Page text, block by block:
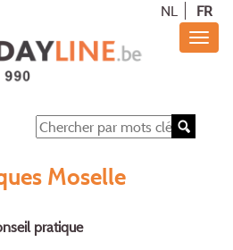
NL FR
Moselle
pratique